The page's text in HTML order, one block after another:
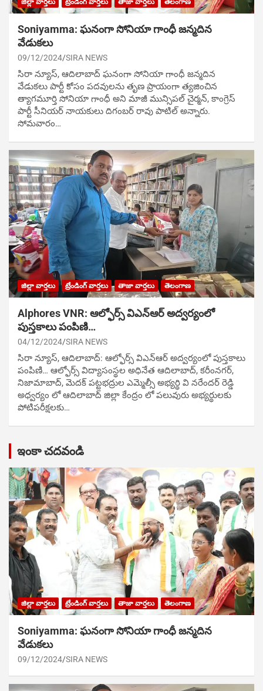
జిల్లా వార్తలు ట్రేండింగ్ వార్తలు తాజా వార్తలు తెలంగాణ
Soniyamma: ఘ‌నంగా సోనియా గాంధీ జ‌న్మ‌దిన
వేడుక‌లు
09/12/2024 SIRA NEWS
సిరా న్యూస్, ఆదిలాబాద్ ఘ‌నంగా సోనియా గాంధీ జ‌న్మ‌దిన
వేడుక‌లు పార్టీ కోసం ప‌ద‌వుల‌ను తృణ ప్రాయంగా త్య‌జించిన
త్యాగమూర్తి సోనియా గాంధీ అని మాజీ మున్సిప‌ల్ చైర్మ‌న్, కాంగ్రెస్
పార్టీ సీనియ‌ర్ నాయ‌కులు దిగంబ‌ర్ రావు పాటిల్ అన్నారు.
సోమవారం…
జిల్లా వార్తలు ట్రేండింగ్ వార్తలు తాజా వార్తలు తెలంగాణ
Alphores VNR: ఆల్ఫోర్స్ విఎన్ఆర్ అద్వర్యంలో
పుస్తకాలు పంపిణి…
04/12/2024 SIRA NEWS
సిరా న్యూస్, ఆదిలాబాద్: ఆల్ఫోర్స్ విఎన్ఆర్ అద్వర్యంలో పుస్తకాలు
పంపిణి… ఆల్ఫోర్స్ విద్యాసంస్థల అధినేత ఆదిలాబాద్, కరీంనగర్,
నిజామాబాద్, మెదక్ పట్టభద్రుల ఎమ్మెల్సీ అభ్యర్థి వి నరేందర్ రెడ్డి
అధ్వర్యం లో ఆదిలాబాద్ జిల్లా కేంద్రం లో పలువురు అభ్యర్థులకు
పోటిప‌రీక్ష‌ల‌కు…
ఇంకా చదవండి
జిల్లా వార్తలు ట్రేండింగ్ వార్తలు తాజా వార్తలు తెలంగాణ
Soniyamma: ఘ‌నంగా సోనియా గాంధీ జ‌న్మ‌దిన
వేడుక‌లు
09/12/2024 SIRA NEWS